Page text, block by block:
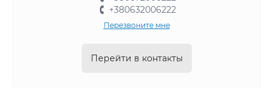
+380632006222
Перезвоните мне
Перейти в контакты